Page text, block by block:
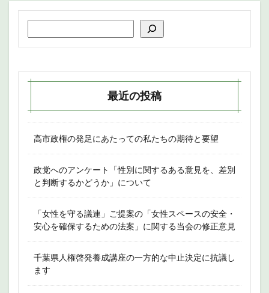
最近の投稿
高市政権の発足にあたっての私たちの期待と要望
政党へのアンケート「性別に関するある意見を、差別
と判断するかどうか」について
「女性を守る議連」ご提案の「女性スペースの安全・
安心を確保するための法案」に関する当会の修正意見
千葉県人権啓発養成講座の一方的な中止決定に抗議し
ます